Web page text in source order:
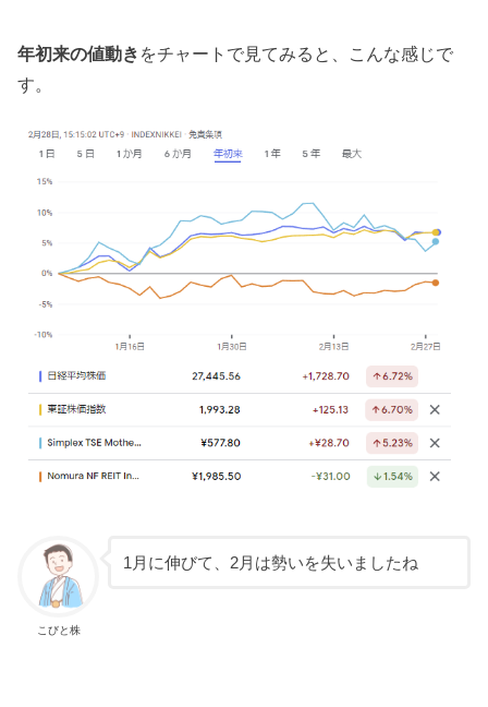
年初来の値動き をチャートで見てみると、こんな感じで
す。
こびと株
1月に伸びて、2月は勢いを失いましたね